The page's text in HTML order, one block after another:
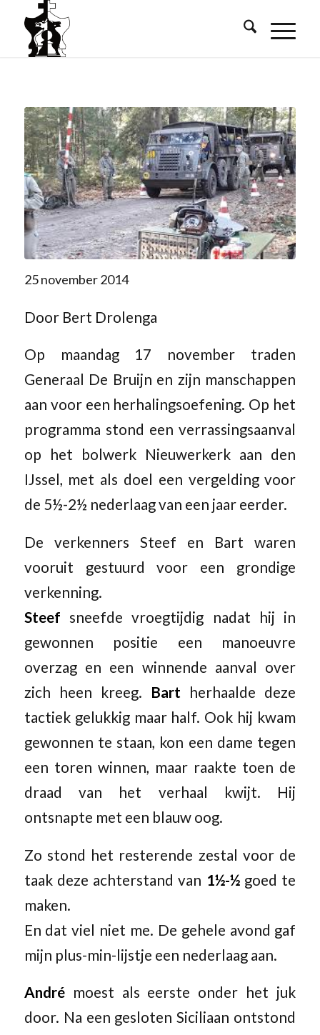
25 november 2014
Door Bert Drolenga
Op maandag 17 november traden
Generaal De Bruijn en zijn manschappen
aan voor een herhalingsoefening. Op het
programma stond een verrassingsaanval
op het bolwerk Nieuwerkerk aan den
IJssel, met als doel een vergelding voor
de 5½-2½ nederlaag van een jaar eerder.
De verkenners Steef en Bart waren
vooruit gestuurd voor een grondige
verkenning.
Steef sneefde vroegtijdig nadat hij in
gewonnen positie een manoeuvre
overzag en een winnende aanval over
zich heen kreeg. Bart herhaalde deze
tactiek gelukkig maar half. Ook hij kwam
gewonnen te staan, kon een dame tegen
een toren winnen, maar raakte toen de
draad van het verhaal kwijt. Hij
ontsnapte met een blauw oog.
Zo stond het resterende zestal voor de
taak deze achterstand van 1½-½goed te
maken.
En dat viel niet me. De gehele avond gaf
mijn plus-min-lijstje een nederlaag aan.
André moest als eerste onder het juk
door. Na een gesloten Siciliaan ontstond